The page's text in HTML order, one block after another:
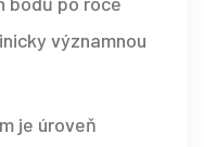
významnou
je úroveň